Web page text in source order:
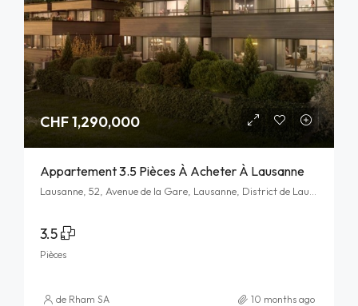
CHF 1,290,000
Appartement 3.5 Pièces À Acheter À Lausanne
3.5
Pièces
de Rham SA 10 months ago